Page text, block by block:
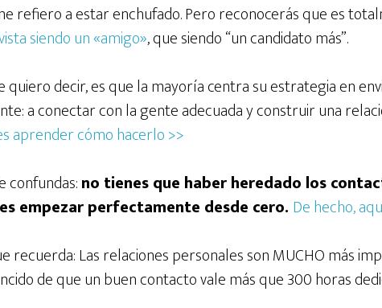
refiero a estar enchufado. Pero reconocerás que es
siendo un «amigo», que siendo “un candidato más”.
quiero decir, es que la mayoría centra su estrategia en
a conectar con la gente adecuada y construir una
aprender cómo hacerlo >>
confundas:no tienes que haber heredado los
empezar perfectamente desde cero. De hecho,
recuerda: Las relaciones personales son MUCHO más
de que un buen contacto vale más que 300 horas